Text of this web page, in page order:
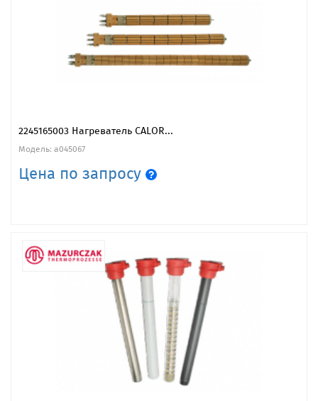
2245165003 Нагреватель CALOR...
Модель: a045067
Цена по запросу